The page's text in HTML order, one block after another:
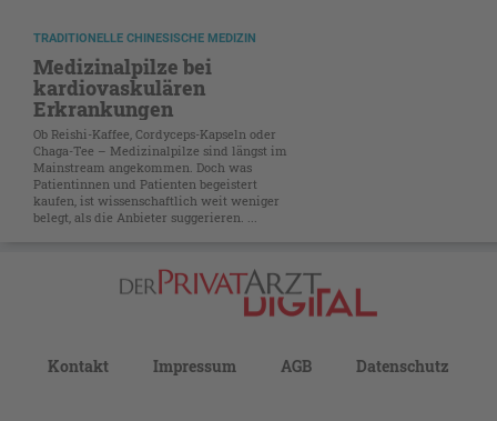
TRADITIONELLE CHINESISCHE MEDIZIN
Medizinalpilze bei
kardiovaskulären
Erkrankungen
Ob Reishi-Kaffee, Cordyceps-Kapseln oder
Chaga-Tee – Medizinalpilze sind längst im
Mainstream angekommen. Doch was
Patientinnen und Patienten begeistert
kaufen, ist wissenschaftlich weit weniger
belegt, als die Anbieter suggerieren. ...
Kontakt Impressum AGB Datenschutz